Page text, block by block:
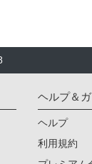
ヘルプ＆
ヘルプ
利用規約